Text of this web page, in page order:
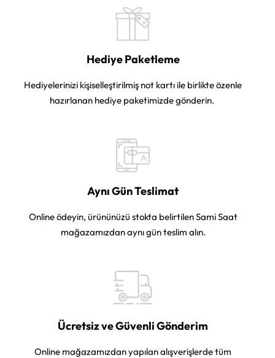
Hediye Paketleme
Hediyelerinizi kişiselleştirilmiş not kartı ile birlikte özenle
hazırlanan hediye paketimizde gönderin.
Aynı Gün Teslimat
Online ödeyin, ürününüzü stokta belirtilen Sami Saat
mağazamızdan aynı gün teslim alın.
Ücretsiz ve Güvenli Gönderim
Online mağazamızdan yapılan alışverişlerde tüm